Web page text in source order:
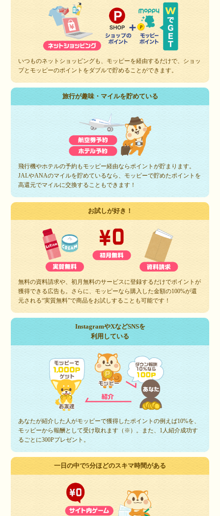
いつものネットショッピングも、モッピーを経由するだけで、ショッ
プとモッピーのポイントをダブルで貯めることができます。
旅行が趣味・マイルを貯めている
飛行機やホテルの予約もモッピー経由ならポイントが貯まります。
JALやANAのマイルを貯めているなら、モッピーで貯めたポイントを
高還元でマイルに交換することもできます！
お試しが好き！
無料の資料請求や、初月無料のサービスに登録するだけでポイントが
獲得できる広告も。さらに、モッピーなら購入した金額の100%が還
元される“実質無料”で商品をお試しすることも可能です！
InstagramやXなどSNSを
利用している
あなたが紹介した人がモッピーで獲得したポイントの例えば10%を、
モッピーから報酬として受け取れます（※）。また、1人紹介成功す
るごとに300Pプレゼント。
一日の中で5分ほどのスキマ時間がある